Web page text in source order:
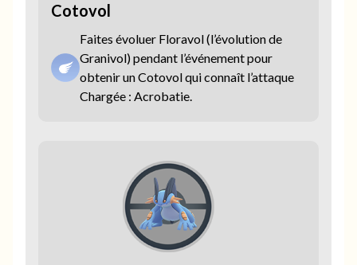
Cotovol
Faites évoluer Floravol (l’évolution de
Granivol) pendant l’événement pour
obtenir un Cotovol qui connaît l’attaque
Chargée : Acrobatie.